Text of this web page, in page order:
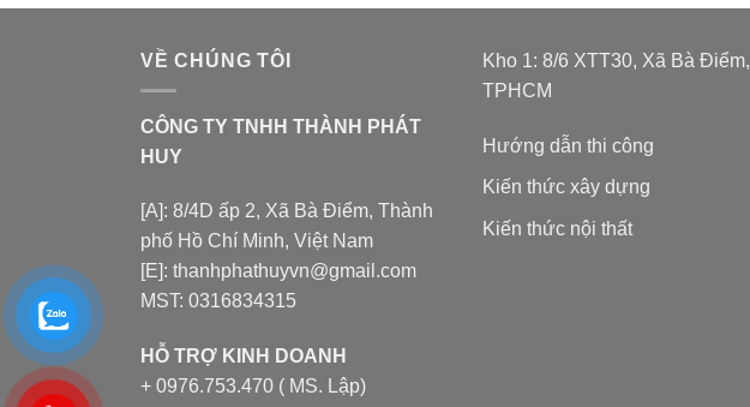
VỀ CHÚNG TÔI
CÔNG TY TNHH THÀNH PHÁT
HUY
[A]: 8/4D ấp 2, Xã Bà Điểm, Thành
phố Hồ Chí Minh, Việt Nam
[E]: thanhphathuyvn@gmail.com
MST: 0316834315
HỖ TRỢ KINH DOANH
+ 0976.753.470 ( MS. Lập)
Kho 1: 8/6 XTT30, Xã Bà Điểm,
TPHCM
Hướng dẫn thi công
Kiến thức xây dựng
Kiến thức nội thất